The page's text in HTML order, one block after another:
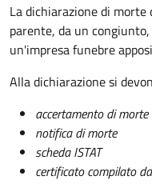
La dichiarazione di morte
parente, da un
un'impresa funebre
Alla dichiarazione si
accertamento di morte
notifica di morte
scheda ISTAT
certificato compilato